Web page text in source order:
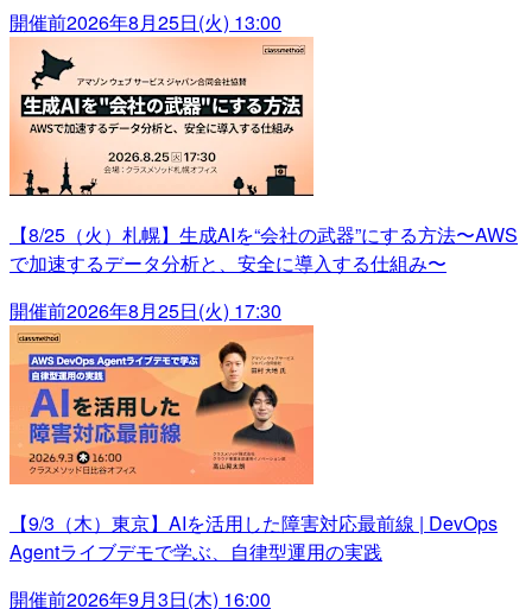
開催前2026年8月25日(火) 13:00
【8/25（火）札幌】生成AIを“会社の武器”にする方法〜AWS
で加速するデータ分析と、安全に導入する仕組み〜
開催前2026年8月25日(火) 17:30
【9/3（木）東京】AIを活用した障害対応最前線 | DevOps
Agentライブデモで学ぶ、自律型運用の実践
開催前2026年9月3日(木) 16:00